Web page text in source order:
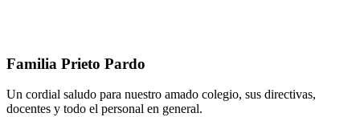
Familia Prieto Pardo
Un cordial saludo para nuestro amado colegio, sus directivas,
docentes y todo el personal en general.